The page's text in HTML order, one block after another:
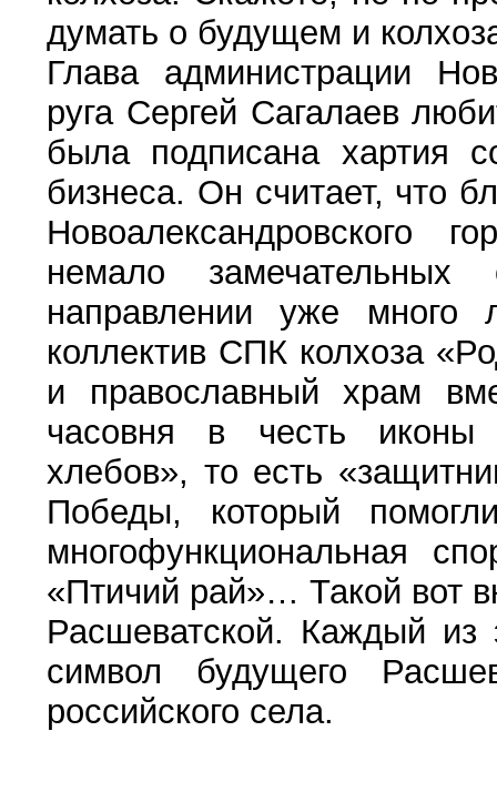
думать о будущем и
Глава администрации
руга Сергей Сагалаев
была подписана хартия
бизнеса. Он считает, что
Новоалександровского
немало
направлении уже много
коллектив СПК колхоза
и православный храм
часовня в честь иконы
хлебов», то есть
Победы, который
многофункциональная
«Птичий рай»… Такой вот
Расшеватской. Каждый из
символ будущего
российского села.